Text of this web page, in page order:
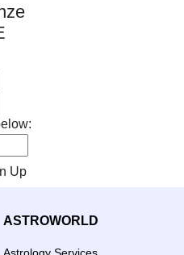
Up
ASTROWORLD